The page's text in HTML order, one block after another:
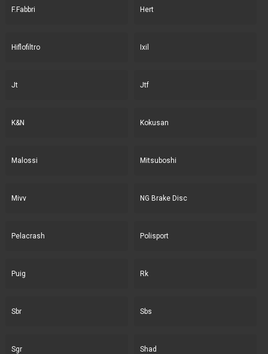
F.Fabbri Hert
Hiflofiltro Ixil
Jt Jtf
K&N Kokusan
Malossi Mitsuboshi
Mivv NG Brake Disc
Pelacrash Polisport
Puig Rk
Sbr Sbs
Sgr Shad